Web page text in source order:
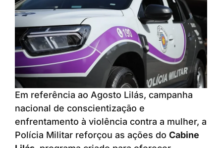
Em referência ao Agosto Lilás, campanha
nacional de conscientização e
enfrentamento à violência contra a mulher, a
Polícia Militar reforçou as ações do Cabine